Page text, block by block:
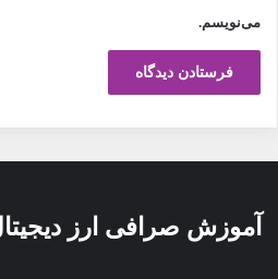
می‌نویسم.
آموزش صرافی ارز